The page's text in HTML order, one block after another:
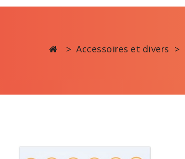
Accessoires et divers